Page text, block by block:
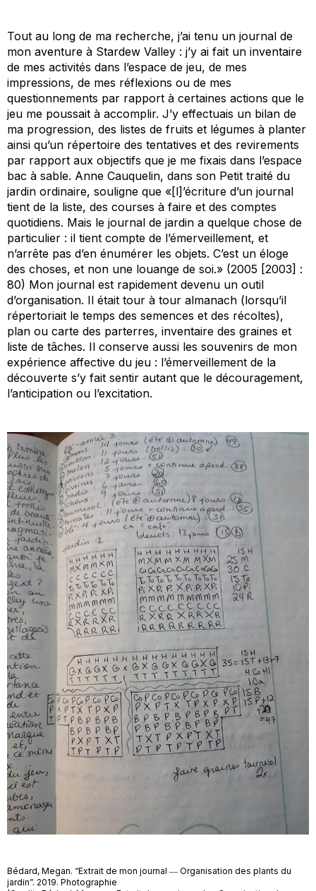
Tout au long de ma recherche, j’ai tenu un journal de
mon aventure à Stardew Valley : j’y ai fait un inventaire
de mes activités dans l’espace de jeu, de mes
impressions, de mes réflexions ou de mes
questionnements par rapport à certaines actions que le
jeu me poussait à accomplir. J’y effectuais un bilan de
ma progression, des listes de fruits et légumes à planter
ainsi qu’un répertoire des tentatives et des revirements
par rapport aux objectifs que je me fixais dans l’espace
bac à sable. Anne Cauquelin, dans son Petit traité du
jardin ordinaire, souligne que «[l]’écriture d’un journal
tient de la liste, des courses à faire et des comptes
quotidiens. Mais le journal de jardin a quelque chose de
particulier : il tient compte de l’émerveillement, et
n’arrête pas d’en énumérer les objets. C’est un éloge
des choses, et non une louange de soi.» (2005 [2003] :
80) Mon journal est rapidement devenu un outil
d’organisation. Il était tour à tour almanach (lorsqu’il
répertoriait le temps des semences et des récoltes),
plan ou carte des parterres, inventaire des graines et
liste de tâches. Il conserve aussi les souvenirs de mon
expérience affective du jeu : l’émerveillement de la
découverte s’y fait sentir autant que le découragement,
l’anticipation ou l’excitation.
Bédard, Megan. “Extrait de mon journal ― Organisation des plants du
jardin”. 2019. Photographie